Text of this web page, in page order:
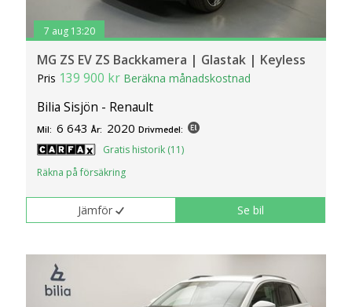
7 aug 13:20
MG ZS EV ZS Backkamera | Glastak | Keyless
Pris 139 900 kr Beräkna månadskostnad
Bilia Sisjön - Renault
Mil: 6 643 År: 2020 Drivmedel:
Gratis historik (11)
Räkna på försäkring
Jämför Se bil